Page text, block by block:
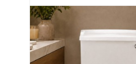
Laufen
Migliore
Scarabeo